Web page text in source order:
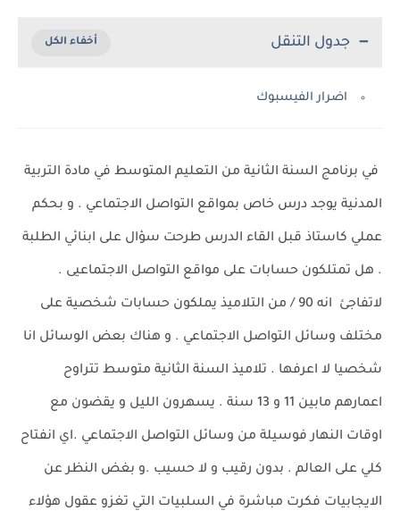
جدول التنقل
اضرار الفيسبوك
في برنامج السنة الثانية من التعليم المتوسط في مادة التربية
المدنية يوجد درس خاص بمواقع التواصل الاجتماعي . و بحكم
عملي كاستاذ قبل القاء الدرس طرحت سؤال على ابنائي الطلبة
. هل تمتلكون حسابات على مواقع التواصل الاجتماعيى .
لاتفاجئ انه 90 / من التلاميذ يملكون حسابات شخصية على
مختلف وسائل التواصل الاجتماعي . و هناك بعض الوسائل انا
شخصيا لا اعرفها . تلاميذ السنة الثانية متوسط تتراوح
اعمارهم مابين 11 و 13 سنة . يسهرون الليل و يقضون مع
اوقات النهار فوسيلة من وسائل التواصل الاجتماعي .اي انفتاح
كلي على العالم . بدون رقيب و لا حسيب .و بغض النظر عن
الايجابيات فكرت مباشرة في السلبيات التي تغزو عقول هؤلاء